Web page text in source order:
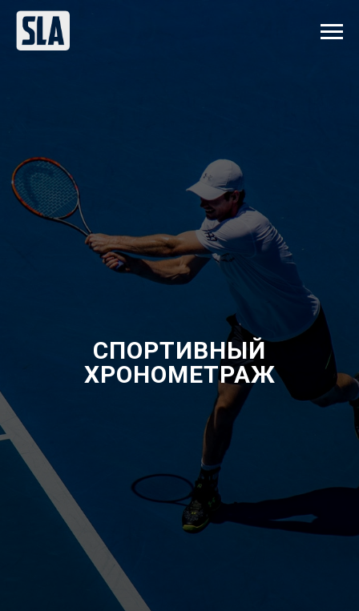
СПОРТИВНЫЙ
ХРОНОМЕТРАЖ